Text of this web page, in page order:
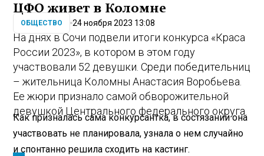
ЦФО живет в Коломне
ОБЩЕСТВО 24 ноября 2023 13:08
На днях в Сочи подвели итоги конкурса «Краса
России 2023», в котором в этом году
участвовали 52 девушки. Среди победительниц
– жительница Коломны Анастасия Воробьева.
Ее жюри признало самой обворожительной
девушкой Центрального федерального округа.
Как призналась сама конкурсантка, в состязании она
участвовать не планировала, узнала о нем случайно
и спонтанно решила сходить на кастинг.